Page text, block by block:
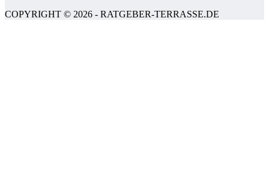
COPYRIGHT © 2026 - RATGEBER-TERRASSE.DE